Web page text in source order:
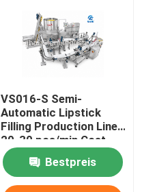
VS016-S Semi-
Automatic Lipstick
Filling Production Line
20-30 pcs/min Cost-
Effective Entry Level
Bestpreis